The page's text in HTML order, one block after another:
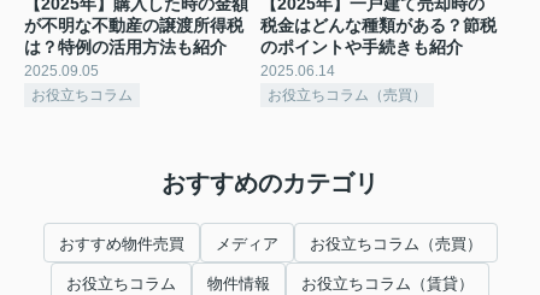
が不明な不動産の譲渡所得税
は？特例の活用方法も紹介
2025.09.05
お役立ちコラム
税金はどんな種類がある？節税
のポイントや手続きも紹介
2025.06.14
お役立ちコラム（売買）
おすすめのカテゴリ
おすすめ物件売買 メディア お役立ちコラム（売買）
お役立ちコラム 物件情報 お役立ちコラム（賃貸）